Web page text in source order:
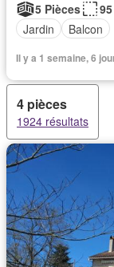
5 Pièces
Jardin
Balcon
Il y a 1 semaine, 6
4 pièces
1924 résultats